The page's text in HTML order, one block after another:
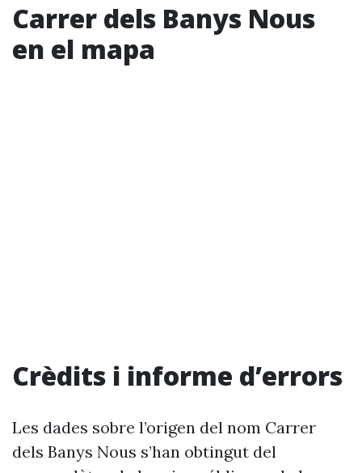
Carrer dels Banys Nous
en el mapa
Crèdits i informe d’errors
Les dades sobre l’origen del nom Carrer
dels Banys Nous s’han obtingut del